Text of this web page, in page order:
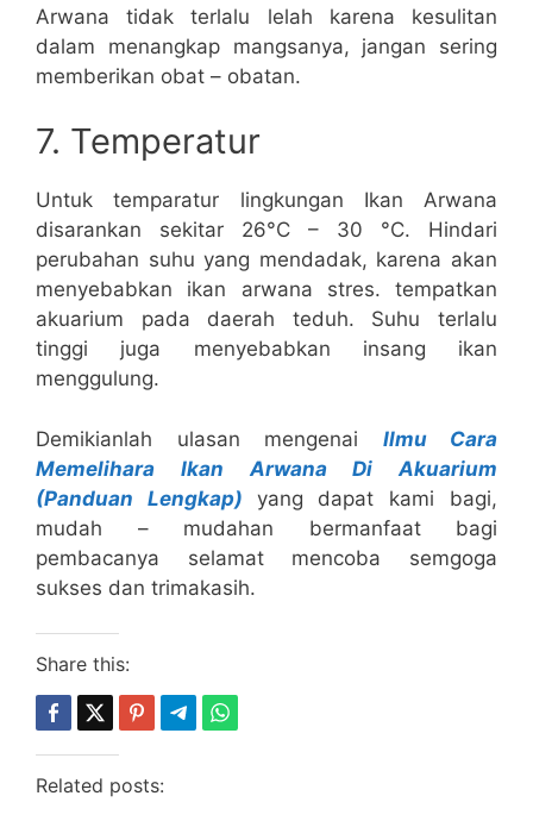
Arwana tidak terlalu lelah karena kesulitan
dalam menangkap mangsanya, jangan sering
memberikan obat – obatan.
7. Temperatur
Untuk temparatur lingkungan Ikan Arwana
disarankan sekitar 26°C – 30 °C. Hindari
perubahan suhu yang mendadak, karena akan
menyebabkan ikan arwana stres. tempatkan
akuarium pada daerah teduh. Suhu terlalu
tinggi juga menyebabkan insang ikan
menggulung.
Demikianlah ulasan mengenai Ilmu Cara
Memelihara Ikan Arwana Di Akuarium
(Panduan Lengkap)
yang dapat kami bagi,
mudah – mudahan bermanfaat bagi
pembacanya selamat mencoba semgoga
sukses dan trimakasih.
Share this:
Related posts: